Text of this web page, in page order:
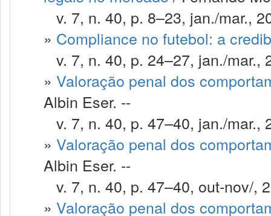
v. 7, n. 40, p. 8–23, jan./mar.,
» Compliance no futebol: a
v. 7, n. 40, p. 24–27, jan./mar.,
» Valoração penal dos
Albin Eser. --
v. 7, n. 40, p. 47–40, jan./mar.,
» Valoração penal dos
Albin Eser. --
v. 7, n. 40, p. 47–40, out-nov/,
» Valoração penal dos